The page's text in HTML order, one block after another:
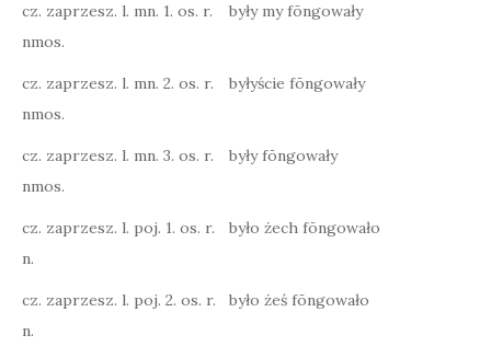
cz. zaprzesz. l. mn. 1. os. r.
nmos.
były my fōngowały
cz. zaprzesz. l. mn. 2. os. r.
nmos.
byłyście fōngowały
cz. zaprzesz. l. mn. 3. os. r.
nmos.
były fōngowały
cz. zaprzesz. l. poj. 1. os. r.
n.
było żech fōngowało
cz. zaprzesz. l. poj. 2. os. r.
n.
było żeś fōngowało